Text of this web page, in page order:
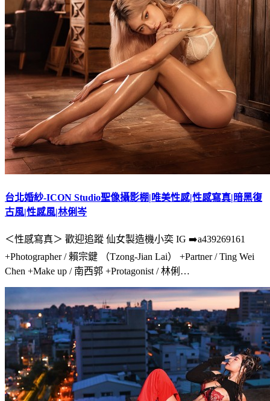
台北婚紗-ICON Studio聖像攝影棚|唯美性感|性感寫真|暗黑復
古風|性感風|林俐岑
＜性感寫真＞ 歡迎追蹤 仙女製造機小奕 IG ➡️a439269161
+Photographer / 賴宗鍵 （Tzong-Jian Lai） +Partner / Ting Wei
Chen +Make up / 南西郭 +Protagonist / 林俐…